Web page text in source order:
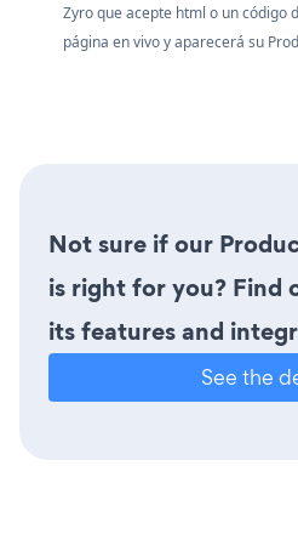
Zyro que acepte html o un código
página en vivo y aparecerá su
Not sure if our
is right for you? Find
its features and
See the